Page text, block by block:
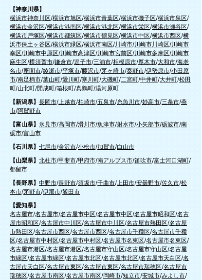
【神奈川県】
横浜市神奈川区/横浜市旭区/横浜市青葉区/横浜市磯子区/横浜市泉区/
横浜市金沢区/横浜市港南区/横浜市港北区/横浜市栄区/横浜市瀬谷区/
横浜市戸塚区/横浜市都筑区/横浜市鶴見区/横浜市中区/横浜市西区/横
浜市保土ヶ谷区/横浜市緑区/横浜市南区/川崎市/川崎市川崎区/川崎市
幸区/川崎市中原区/川崎市高津区/川崎市宮前区/川崎市多摩区/川崎市
麻生区/横須賀市/鎌倉市/逗子市/三浦市/相模原市/厚木市/大和市/海老
名市/座間市/綾瀬市/平塚市/藤沢市/茅ヶ崎市/秦野市/伊勢原市/小田原
市/南足柄市/葉山町/愛川町/寒川町/大磯町/二宮町/中井町/大井町/松田
町/山北町/開成町/箱根町/真鶴町/湯河原町
【新潟県】 長岡市/上越市/柏崎市/五泉市/糸魚川市/妙高市/三条市/燕
市/阿賀野市
【富山県】 氷見市/高岡市/滑川市/魚津市/射水市/小矢部市/砺波市/南
砺市/富山市
【石川県】 七尾市/金沢市/小松市/加賀市/白山市
【山梨県】 北杜市/甲斐市/甲府市/南アルプス市/笛吹市/富士河口湖町/
都留市
【長野県】 中野市/長野市/須坂市/千曲市/上田市/安曇野市/佐久市/松
本市/茅野市/伊那市/飯田市
【愛知県】
名古屋市/名古屋市/名古屋市中区/名古屋市中区/名古屋市昭和区/名古
屋市昭和区/名古屋市中川区/名古屋市中川区/名古屋市熱田区/名古屋
市熱田区/名古屋市西区/名古屋市西区/名古屋市千種区/名古屋市千種
区/名古屋市中村区/名古屋市中村区/名古屋市名東区/名古屋市名東区/
名古屋市港区/名古屋市港区/名古屋市守山区/名古屋市守山区/名古屋
市緑区/名古屋市緑区/名古屋市北区/名古屋市北区/名古屋市天白区/名
古屋市天白区/名古屋市東区/名古屋市東区/名古屋市瑞穂区/名古屋市
瑞穂区/名古屋市南区/名古屋市南区/岡崎市/知立市/安城市/みよし市/